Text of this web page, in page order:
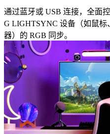
通过蓝牙或 USB 连接，全面
G LIGHTSYNC 设备（如鼠
器）的 RGB 同步。